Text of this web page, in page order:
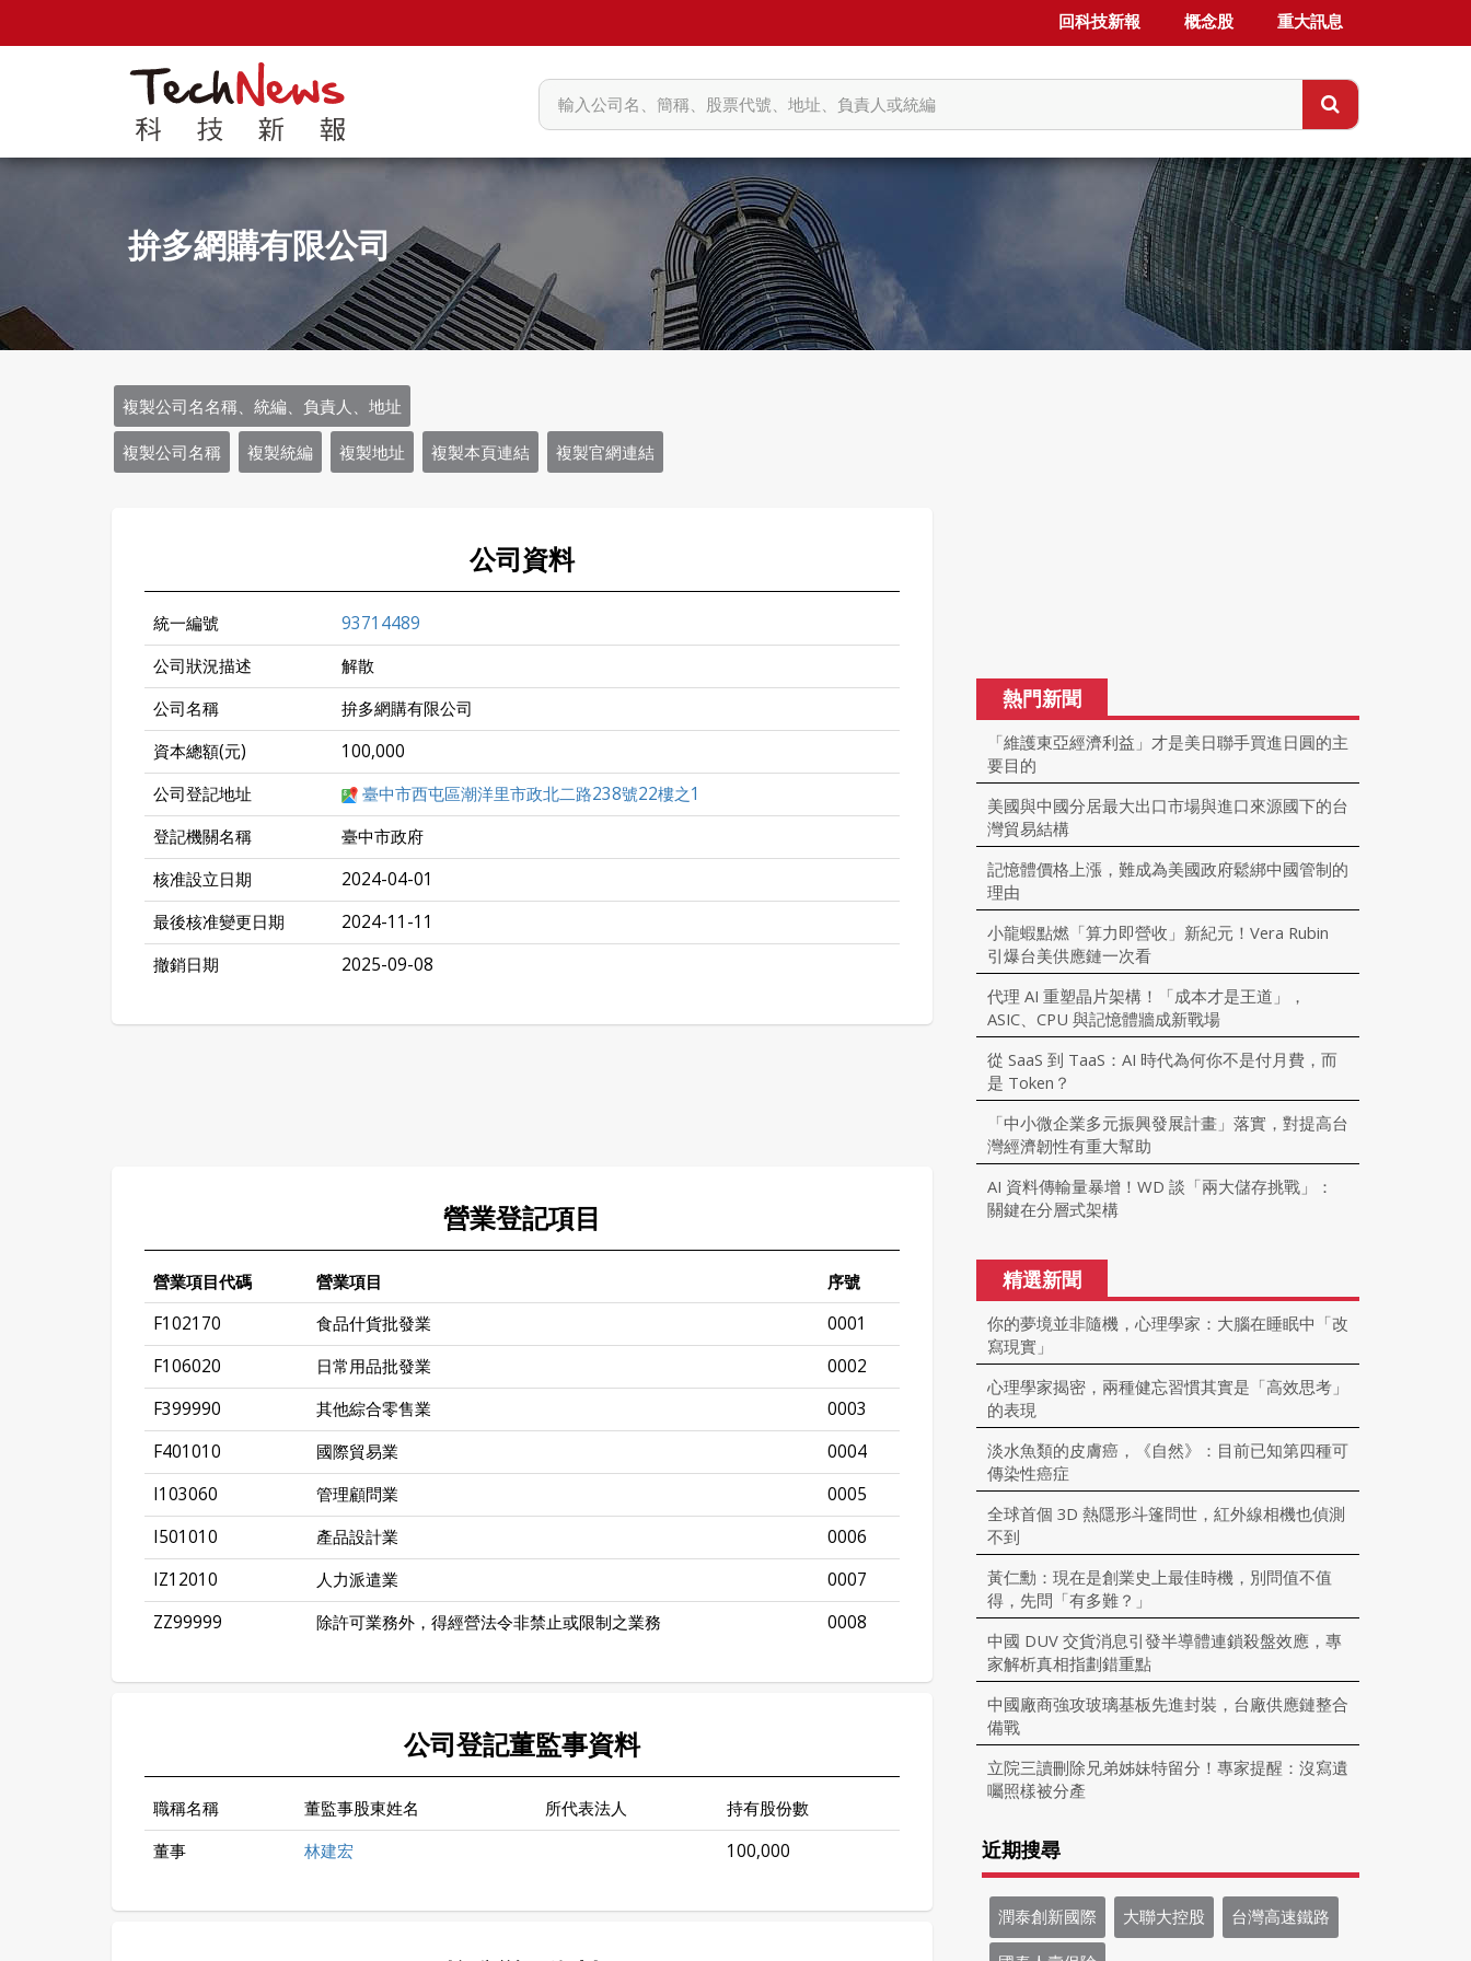
回科技新報 概念股 重大訊息
拚多網購有限公司
複製公司名名稱、統編、負責人、地址
複製公司名稱 複製統編 複製地址 複製本頁連結 複製官網連結
公司資料
統一編號
93714489
公司狀況描述
解散
公司名稱
拚多網購有限公司
資本總額(元)
100,000
公司登記地址
臺中市西屯區潮洋里市政北二路238號22樓之1
登記機關名稱
臺中市政府
核准設立日期
2024-04-01
最後核准變更日期
2024-11-11
撤銷日期
2025-09-08
營業登記項目
營業項目代碼 營業項目 序號
F102170 食品什貨批發業
0001
F106020
日常用品批發業
0002
F399990
其他綜合零售業
0003
F401010
國際貿易業
0004
I103060
管理顧問業
0005
I501010
產品設計業
0006
IZ12010
人力派遣業
0007
ZZ99999
除許可業務外，得經營法令非禁止或限制之業務 0008
公司登記董監事資料
職稱名稱 董監事股東姓名 所代表法人
持有股份數
董事
林建宏 100,000
熱門新聞
「維護東亞經濟利益」才是美日聯手買進日圓的主
要目的
美國與中國分居最大出口市場與進口來源國下的台
灣貿易結構
記憶體價格上漲，難成為美國政府鬆綁中國管制的
理由
小龍蝦點燃「算力即營收」新紀元！Vera Rubin
引爆台美供應鏈一次看
代理 AI 重塑晶片架構！「成本才是王道」，
ASIC、CPU 與記憶體牆成新戰場
從 SaaS 到 TaaS：AI 時代為何你不是付月費，而
是 Token？
「中小微企業多元振興發展計畫」落實，對提高台
灣經濟韌性有重大幫助
AI 資料傳輸量暴增！WD 談「兩大儲存挑戰」：
關鍵在分層式架構
精選新聞
你的夢境並非隨機，心理學家：大腦在睡眠中「改
寫現實」
心理學家揭密，兩種健忘習慣其實是「高效思考」
的表現
淡水魚類的皮膚癌，《自然》：目前已知第四種可
傳染性癌症
全球首個 3D 熱隱形斗篷問世，紅外線相機也偵測
不到
黃仁勳：現在是創業史上最佳時機，別問值不值
得，先問「有多難？」
中國 DUV 交貨消息引發半導體連鎖殺盤效應，專
家解析真相指劃錯重點
中國廠商強攻玻璃基板先進封裝，台廠供應鏈整合
備戰
立院三讀刪除兄弟姊妹特留分！專家提醒：沒寫遺
囑照樣被分產
近期搜尋
潤泰創新國際 大聯大控股 台灣高速鐵路